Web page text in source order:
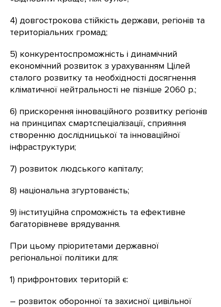
4) довгострокова стійкість держави, регіонів та
територіальних громад;
5) конкурентоспроможність і динамічний
економічний розвиток з урахуванням Цілей
сталого розвитку та необхідності досягнення
кліматичної нейтральності не пізніше 2060 р.;
6) прискорення інноваційного розвитку регіонів
на принципах смартспеціалізації, сприяння
створенню дослідницької та інноваційної
інфраструктури;
7) розвиток людського капіталу;
8) національна згуртованість;
9) інституційна спроможність та ефективне
багаторівневе врядування.
При цьому пріоритетами державної
регіональної політики для:
1) прифронтових територій є:
– розвиток оборонної та захисної цивільної